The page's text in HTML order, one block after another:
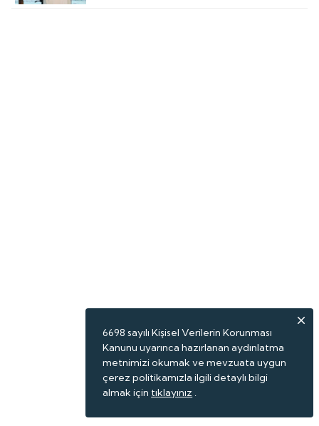
6698 sayılı Kişisel Verilerin Korunması
Kanunu uyarınca hazırlanan aydınlatma
metnimizi okumak ve mevzuata uygun
çerez politikamızla ilgili detaylı bilgi
almak için tıklayınız .